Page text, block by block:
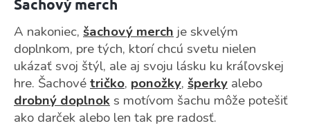
Šachový merch
A nakoniec, šachový merch je skvelým
doplnkom, pre tých, ktorí chcú svetu nielen
ukázať svoj štýl, ale aj svoju lásku ku kráľovskej
hre. Šachovétričko, ponožky, šperky alebo
drobný doplnok s motívom šachu môže potešiť
ako darček alebo len tak pre radosť.